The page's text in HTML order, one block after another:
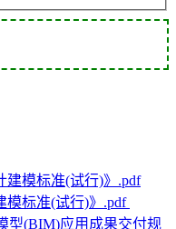
模标准(试行)》.pdf